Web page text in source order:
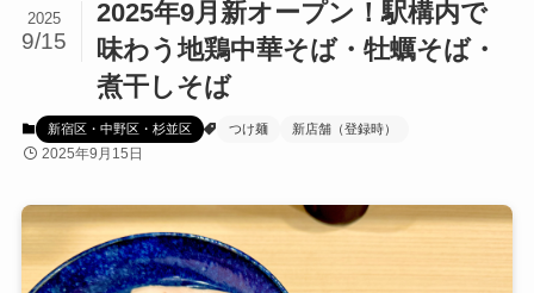
2025年9月新オープン！駅構内で
味わう地鶏中華そば・牡蠣そば・
煮干しそば
2025
9/15
新宿区・中野区・杉並区 つけ麺 新店舗（登録時）
2025年9月15日